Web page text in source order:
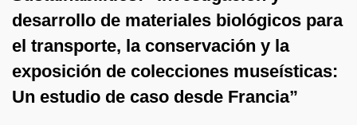
desarrollo de materiales biológicos para
el transporte, la conservación y la
exposición de colecciones museísticas:
Un estudio de caso desde Francia”